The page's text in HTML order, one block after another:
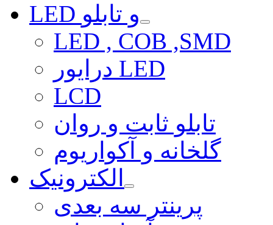
LED و تابلو
LED , COB ,SMD
درایور LED
LCD
تابلو ثابت و روان
گلخانه و آکواریوم
الکترونیک
پرینتر سه بعدی